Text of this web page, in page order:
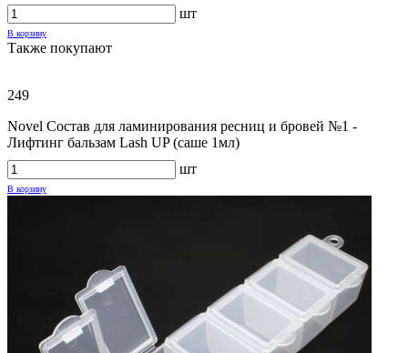
шт
В корзину
Также покупают
249
Novel Состав для ламинирования ресниц и бровей №1 -
Лифтинг бальзам Lash UP (саше 1мл)
шт
В корзину